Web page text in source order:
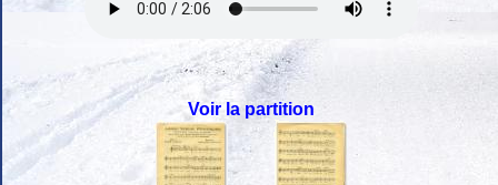
Voir la partition